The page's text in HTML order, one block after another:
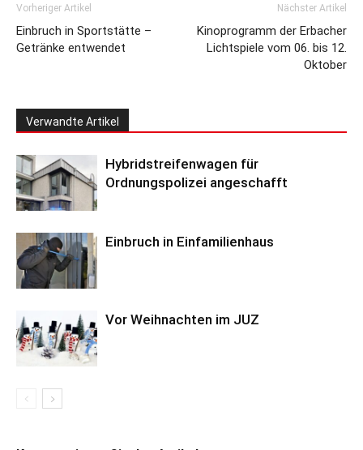
Vorheriger Artikel
Einbruch in Sportstätte –
Getränke entwendet
Nächster Artikel
Kinoprogramm der Erbacher
Lichtspiele vom 06. bis 12.
Oktober
Verwandte Artikel
Hybridstreifenwagen für
Ordnungspolizei angeschafft
Einbruch in Einfamilienhaus
Vor Weihnachten im JUZ